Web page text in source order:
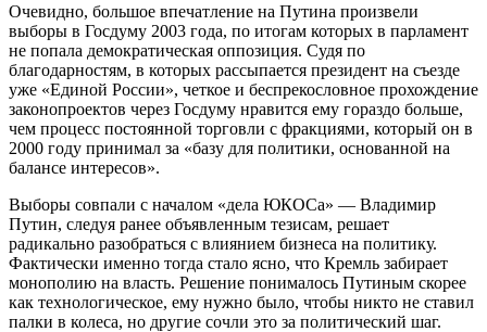
Очевидно, большое впечатление на Путина произвели
выборы в Госдуму 2003 года, по итогам которых в парламент
не попала демократическая оппозиция. Судя по
благодарностям, в которых рассыпается президент на съезде
уже «Единой России», четкое и беспрекословное прохождение
законопроектов через Госдуму нравится ему гораздо больше,
чем процесс постоянной торговли с фракциями, который он в
2000 году принимал за «базу для политики, основанной на
балансе интересов».
Выборы совпали с началом «дела ЮКОСа» — Владимир
Путин, следуя ранее объявленным тезисам, решает
радикально разобраться с влиянием бизнеса на политику.
Фактически именно тогда стало ясно, что Кремль забирает
монополию на власть. Решение понималось Путиным скорее
как технологическое, ему нужно было, чтобы никто не ставил
палки в колеса, но другие сочли это за политический шаг.